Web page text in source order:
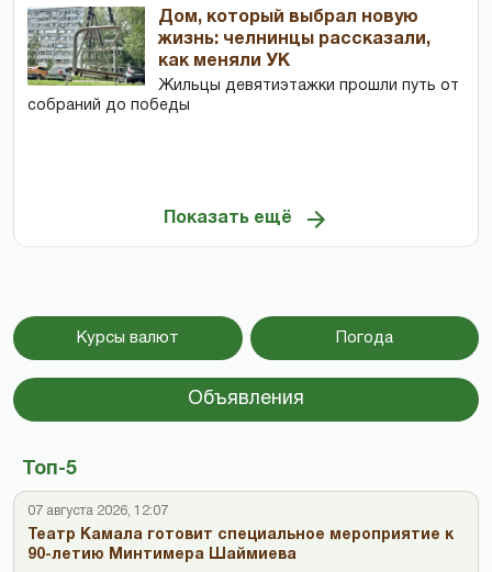
Дом, который выбрал новую
жизнь: челнинцы рассказали,
как меняли УК
Жильцы девятиэтажки прошли путь от
собраний до победы
Показать ещё
Курсы валют Погода
Объявления
Топ-5
07 августа 2026, 12:07
Театр Камала готовит специальное мероприятие к
90-летию Минтимера Шаймиева